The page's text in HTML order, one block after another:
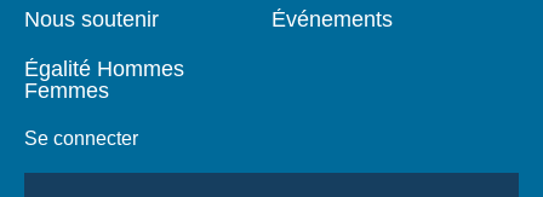
Nous soutenir
Égalité Hommes
Femmes
Se connecter
Événements